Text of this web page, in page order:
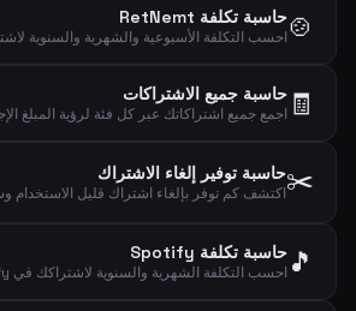
🍲حاسبة تكلفة RetNemt
🧾 حاسبة جميع الاشتراكات
✂️حاسبة توفير إلغاء الاشتراك
🎵 حاسبة تكلفة Spotify